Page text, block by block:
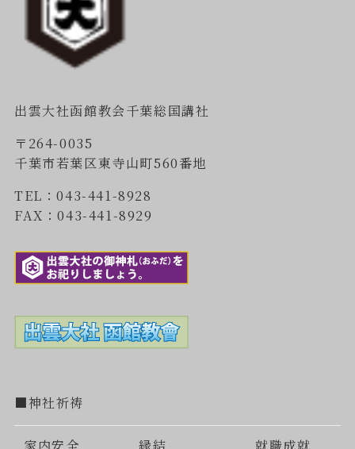
出雲大社函館教会千葉総国講社
〒264-0035
千葉市若葉区東寺山町560番地
TEL：043-441-8928
FAX：043-441-8929
■神社祈祷
家内安全 縁結 就職成就